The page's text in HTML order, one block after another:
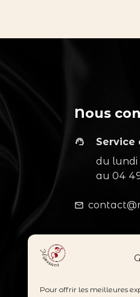
Pour offrir les meilleures
Nous
support_agent
Service
du lundi
au04
mail_outline
Suivez-